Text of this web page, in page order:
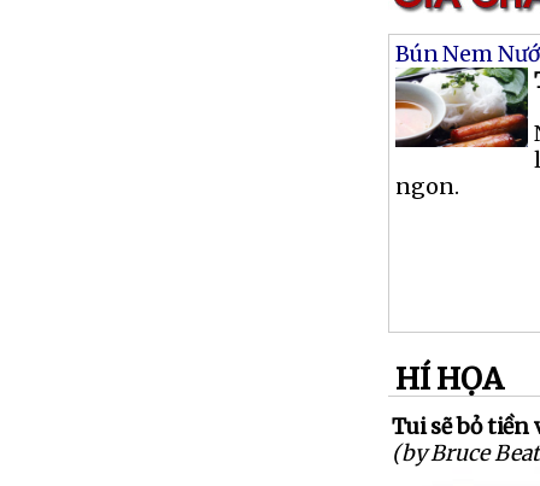
Bún Nem
ngon.
HÍ HỌA
Tui sẽ bỏ tiền
(by Bruce